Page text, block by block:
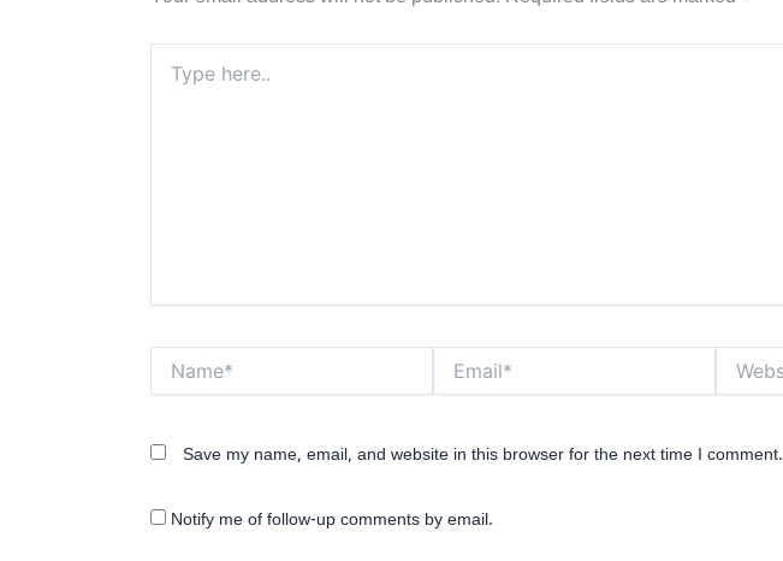
here..
Save my name, email, and website in this browser for the next time I comment.
Notify me of follow-up comments by email.